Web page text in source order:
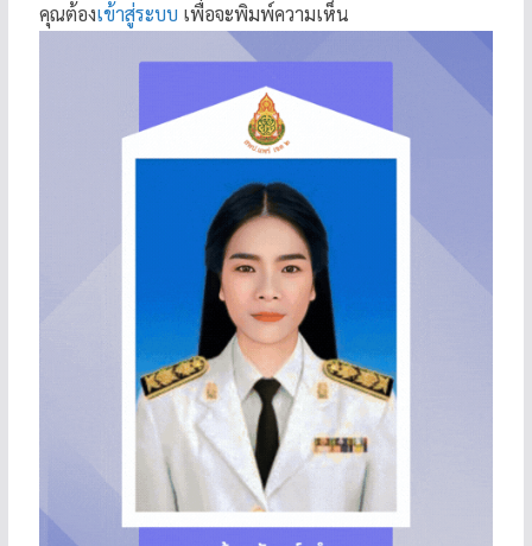
คุณต้องเข้าสู่ระบบ เพื่อจะพิมพ์ความเห็น